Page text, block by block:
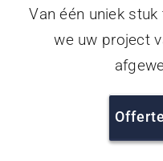
Van één uniek
we uw project